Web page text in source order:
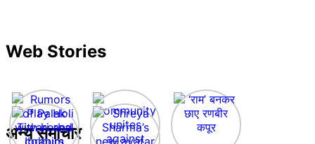
Web Stories
अन्य समाचार